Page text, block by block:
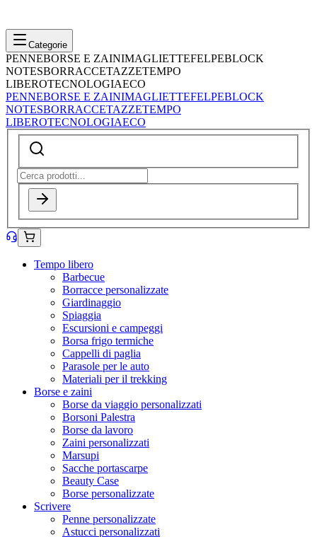
Categorie
PENNEBORSE E ZAINIMAGLIETTEFELPEBLOCK
NOTESBORRACCETAZZETEMPO
LIBEROTECNOLOGIAECO
PENNEBORSE E ZAINIMAGLIETTEFELPEBLOCK
NOTESBORRACCETAZZETEMPO
LIBEROTECNOLOGIAECO
Tempo libero
Barbecue
Borracce personalizzate
Giardinaggio
Spiaggia
Escursioni e campeggi
Borsa frigo termiche
Cappelli di paglia
Parasole per le auto
Materiali per il trekking
Borse e zaini
Borse da viaggio personalizzati
Borsoni Palestra
Borse da lavoro
Zaini personalizzati
Marsupi
Sacche portascarpe
Beauty Case
Borse personalizzate
Scrivere
Penne personalizzate
Astucci personalizzati